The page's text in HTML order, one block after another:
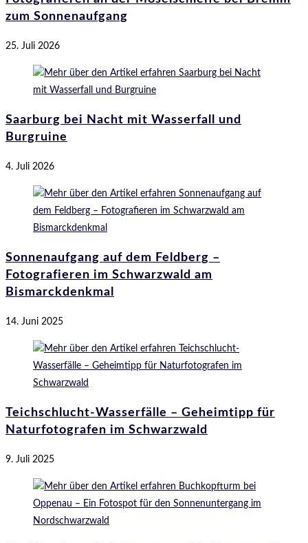
zum Sonnenaufgang
25. Juli 2026
Saarburg bei Nacht mit Wasserfall und
Burgruine
4. Juli 2026
Sonnenaufgang auf dem Feldberg –
Fotografieren im Schwarzwald am
Bismarckdenkmal
14. Juni 2025
Teichschlucht-Wasserfälle – Geheimtipp für
Naturfotografen im Schwarzwald
9. Juli 2025